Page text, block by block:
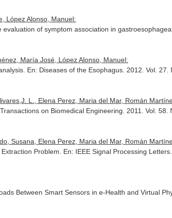
López Alonso, Manuel:
of symptom association in
María José, López Alonso, Manuel:
En: Diseases of the Esophagus . 2012. Vol.
L., Elena Perez, Maria del Mar, Román
on Biomedical Engineering . 2011. Vol.
Susana, Elena Perez, Maria del Mar, Román
Problem. En: IEEE Signal Processing Letters
Between Smart Sensors in e-Health and Virtual